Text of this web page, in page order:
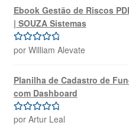
Ebook Gestão de Riscos
| SOUZA Sistemas
Avaliação5
por William Alevate
Planilha de Cadastro de
com Dashboard
Avaliação 5
por Artur Leal